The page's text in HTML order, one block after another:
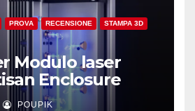
PROVA RECENSIONE STAMPA 3D
Modulo laser
Enclosure
POUPIK